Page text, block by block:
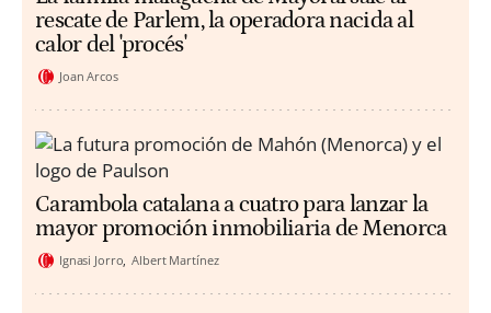
rescate de Parlem, la operadora nacida al
calor del 'procés'
Joan Arcos
Carambola catalana a cuatro para lanzar la
mayor promoción inmobiliaria de Menorca
Ignasi Jorro Albert Martínez